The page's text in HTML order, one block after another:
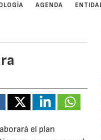
AGENDA
el plan